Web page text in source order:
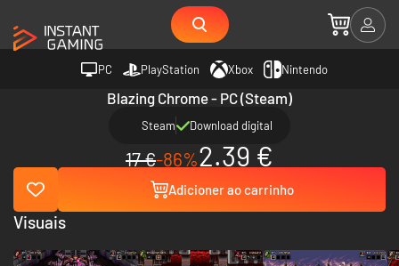
PC PlayStation Xbox Nintendo
Blazing Chrome - PC (Steam)
Steam Download digital
17 €-86%2.39 €
Adicioner ao carrinho
Visuais